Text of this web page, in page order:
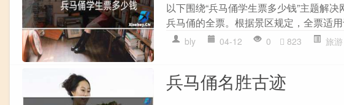
以下围绕“兵马俑学生票多少钱”主题解
兵马俑的全票。根据景区规定，全票适
bly 04-12 0 823 旅游
兵马俑名胜古迹